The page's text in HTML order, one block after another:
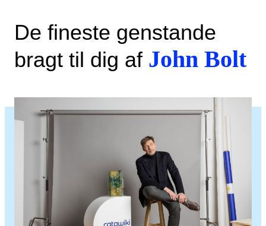
De fineste genstande
bragt til dig af John Bolt